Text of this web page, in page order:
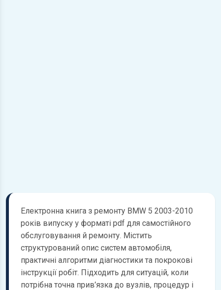
Електронна книга з ремонту BMW 5 2003-2010
років випуску у форматі pdf для самостійного
обслуговування й ремонту. Містить
структурований опис систем автомобіля,
практичні алгоритми діагностики та покрокові
інструкції робіт. Підходить для ситуацій, коли
потрібна точна прив’язка до вузлів, процедур і